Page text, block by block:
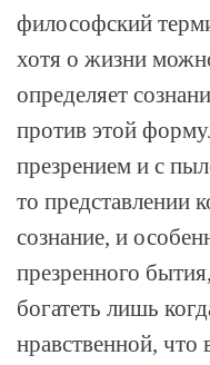
философский
хотя о жизни
определяет
против этой
презрением и с
то представлении
сознание, и
презренного
богатеть лишь
нравственной, что